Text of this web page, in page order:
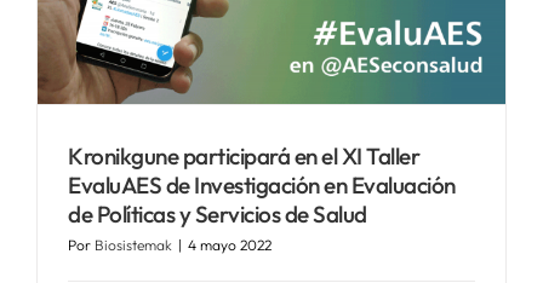
Kronikgune participará en el XI Taller
EvaluAES de Investigación en Evaluación
de Políticas y Servicios de Salud
Por Biosistemak | 4 mayo 2022